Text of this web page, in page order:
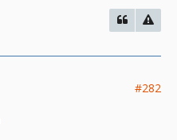
#282